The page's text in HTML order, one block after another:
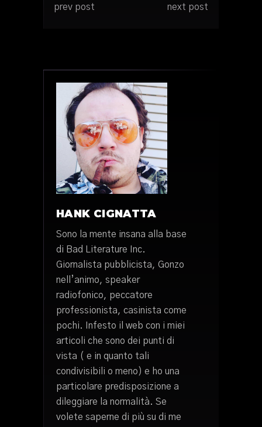
prev post next post
HANK CIGNATTA
Sono la mente insana alla base
di Bad Literature Inc.
Giornalista pubblicista, Gonzo
nell’animo, speaker
radiofonico, peccatore
professionista, casinista come
pochi. Infesto il web con i miei
articoli che sono dei punti di
vista ( e in quanto tali
condivisibili o meno) e ho una
particolare predisposizione a
dileggiare la normalità. Se
volete saperne di più su di me